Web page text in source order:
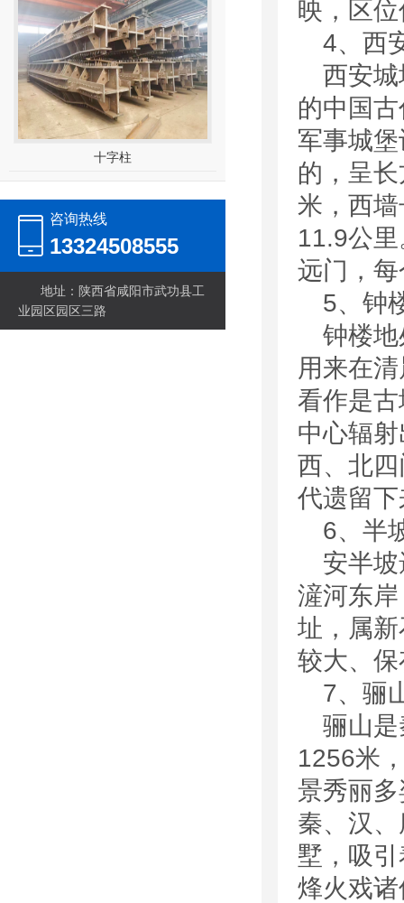
十字柱
咨询热线
13324508555
地址：陕西省咸阳市武功县工
业园区园区三路
映，区
4、西
西安
的中国
军事城
的，呈
米，西
11.9公
远门，
5、钟
钟楼
用来在
看作是
中心辐
西、北
代遗留
6、半
安半
滻河东
址，属
较大、
7、骊
骊山
1256米
景秀丽
秦、汉
墅，吸
烽火戏